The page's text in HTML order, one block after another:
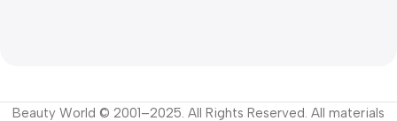
Beauty World © 2001–2025. All Rights Reserved. All materials